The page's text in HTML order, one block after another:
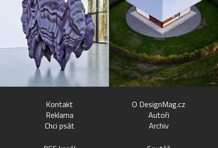
Kontakt
Reklama
Chci psát
O DesignMag.cz
Autoři
Archiv